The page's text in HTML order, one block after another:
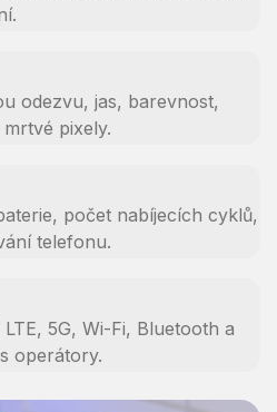
odezvu, jas, barevnost,
pixely.
počet nabíjecích cyklů,
telefonu.
5G, Wi-Fi, Bluetooth a
operátory.